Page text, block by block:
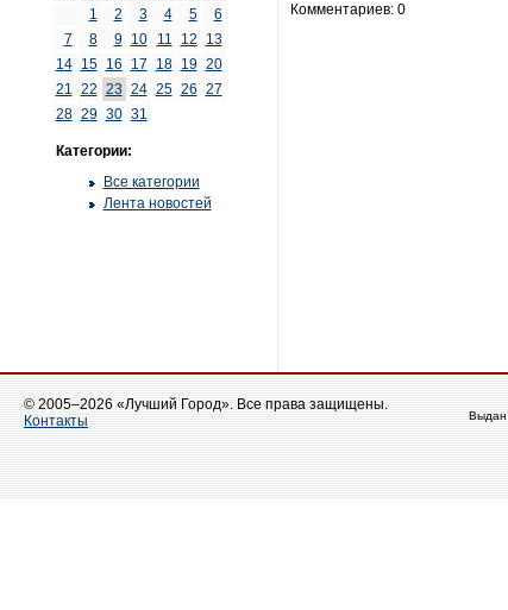
1
2 3 4 5
6
7
8 9 10 11 12
13
14
15 16 17 18 19 20
21 22 23 24 25 26 27
28 29 30 31
Категории:
Все категории
Лента новостей
Комментариев: 0
© 2005–2026 «Лучший Город». Все права защищены.
Контакты
Выдан